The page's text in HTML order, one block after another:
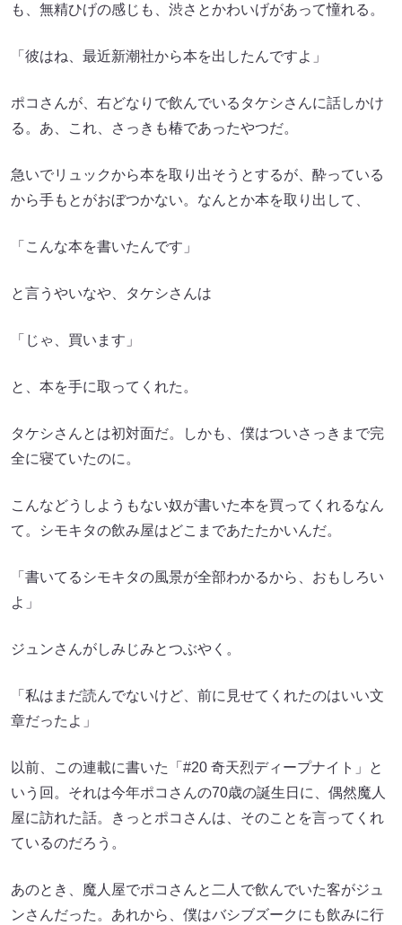
も、無精ひげの感じも、渋さとかわいげがあって憧れる。
「彼はね、最近新潮社から本を出したんですよ」
ポコさんが、右どなりで飲んでいるタケシさんに話しかけ
る。あ、これ、さっきも椿であったやつだ。
急いでリュックから本を取り出そうとするが、酔っている
から手もとがおぼつかない。なんとか本を取り出して、
「こんな本を書いたんです」
と言うやいなや、タケシさんは
「じゃ、買います」
と、本を手に取ってくれた。
タケシさんとは初対面だ。しかも、僕はついさっきまで完
全に寝ていたのに。
こんなどうしようもない奴が書いた本を買ってくれるなん
て。シモキタの飲み屋はどこまであたたかいんだ。
「書いてるシモキタの風景が全部わかるから、おもしろい
よ」
ジュンさんがしみじみとつぶやく。
「私はまだ読んでないけど、前に見せてくれたのはいい文
章だったよ」
以前、この連載に書いた「#20 奇天烈ディープナイト」と
いう回。それは今年ポコさんの70歳の誕生日に、偶然魔人
屋に訪れた話。きっとポコさんは、そのことを言ってくれ
ているのだろう。
あのとき、魔人屋でポコさんと二人で飲んでいた客がジュ
ンさんだった。あれから、僕はバシブズークにも飲みに行